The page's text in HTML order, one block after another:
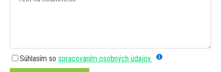
Súhlasím so spracovaním osobných údajov.